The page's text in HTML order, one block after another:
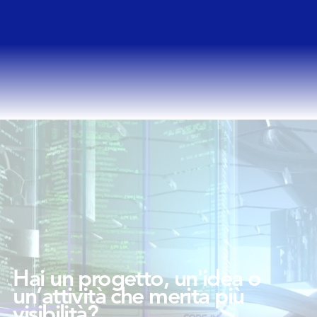
Hai un progetto, un'idea o
un’attività che merita più